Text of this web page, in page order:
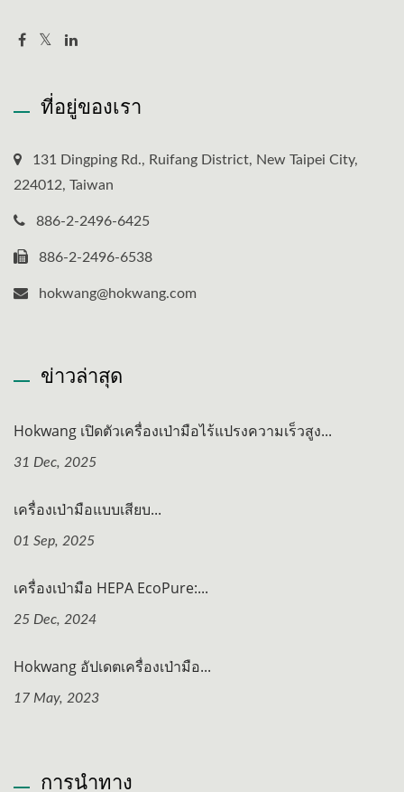
ที่อยู่ของเรา
131 Dingping Rd., Ruifang District, New Taipei City,
224012, Taiwan
886-2-2496-6425
886-2-2496-6538
hokwang@hokwang.com
ข่าวล่าสุด
Hokwang เปิดตัวเครื่องเป่ามือไร้แปรงความเร็วสูง...
31 Dec, 2025
เครื่องเป่ามือแบบเสียบ...
01 Sep, 2025
เครื่องเป่ามือ HEPA EcoPure:...
25 Dec, 2024
Hokwang อัปเดตเครื่องเป่ามือ...
17 May, 2023
การนำทาง